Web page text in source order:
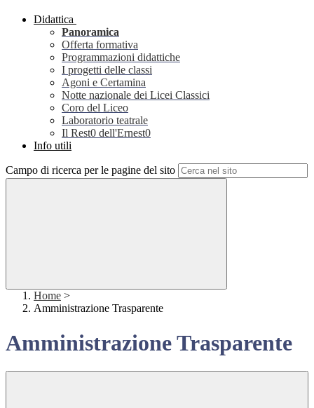
Didattica
Panoramica
Offerta formativa
Programmazioni didattiche
I progetti delle classi
Agoni e Certamina
Notte nazionale dei Licei Classici
Coro del Liceo
Laboratorio teatrale
Il Rest0 dell'Ernest0
Info utili
Campo di ricerca per le pagine del sito
Home >
Amministrazione Trasparente
Amministrazione Trasparente